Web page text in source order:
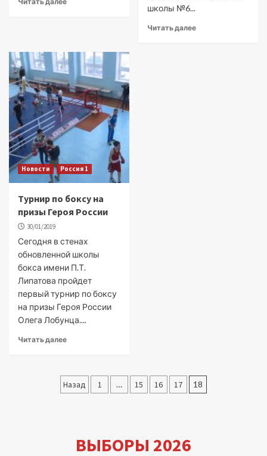
школы №6...
Читать далее
Новости Россия 1
Турнир по боксу на
призы Героя России
30/01/2019
Сегодня в стенах
обновленной школы
бокса имени П.Т.
Липатова пройдет
первый турнир по боксу
на призы Героя России
Олега Лобунца....
Читать далее
Пагинация
Назад 1 … 15 16 17 18
ВЫБОРЫ 2026